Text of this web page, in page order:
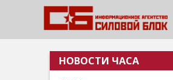
НОВОСТИ ЧАСА